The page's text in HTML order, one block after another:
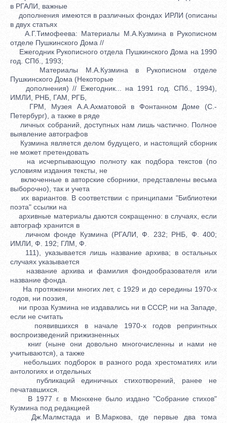
в РГАЛИ, важные
дополнения имеются в различных фондах ИРЛИ (описаны
в двух статьях
А.Г.Тимофеева: Материалы М.А.Кузмина в Рукописном
отделе Пушкинского Дома //
Ежегодник Рукописного отдела Пушкинского Дома на 1990
год. СПб., 1993;
Материалы М.А.Кузмина в Рукописном отделе
Пушкинского Дома (Некоторые
дополнения) // Ежегодник... на 1991 год. СПб., 1994),
ИМЛИ, РНБ, ГАМ, РГБ,
ГРМ, Музея А.А.Ахматовой в Фонтанном Доме (С.-
Петербург), а также в ряде
личных собраний, доступных нам лишь частично. Полное
выявление автографов
Кузмина является делом будущего, и настоящий сборник
не может претендовать
на исчерпывающую полноту как подбора текстов (по
условиям издания тексты, не
включенные в авторские сборники, представлены весьма
выборочно), так и учета
их вариантов. В соответствии с принципами "Библиотеки
поэта" ссылки на
архивные материалы даются сокращенно: в случаях, если
автограф хранится в
личном фонде Кузмина (РГАЛИ, Ф. 232; РНБ, Ф. 400;
ИМЛИ, Ф. 192; ГЛМ, Ф.
111), указывается лишь название архива; в остальных
случаях указывается
название архива и фамилия фондообразователя или
название фонда.
На протяжении многих лет, с 1929 и до середины 1970-х
годов, ни поэзия,
ни проза Кузмина не издавались ни в СССР, ни на Западе,
если не считать
появившихся в начале 1970-х годов репринтных
воспроизведений прижизненных
книг (ныне они довольно многочисленны и нами не
учитываются), а также
небольших подборок в разного рода хрестоматиях или
антологиях и отдельных
публикаций единичных стихотворений, ранее не
печатавшихся.
В 1977 г. в Мюнхене было издано "Собрание стихов"
Кузмина под редакцией
Дж.Малмстада и В.Маркова, где первые два тома